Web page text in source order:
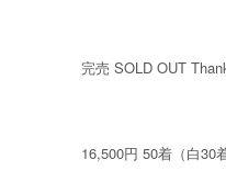
完売 SOLD OUT
16,500円 50着（白30